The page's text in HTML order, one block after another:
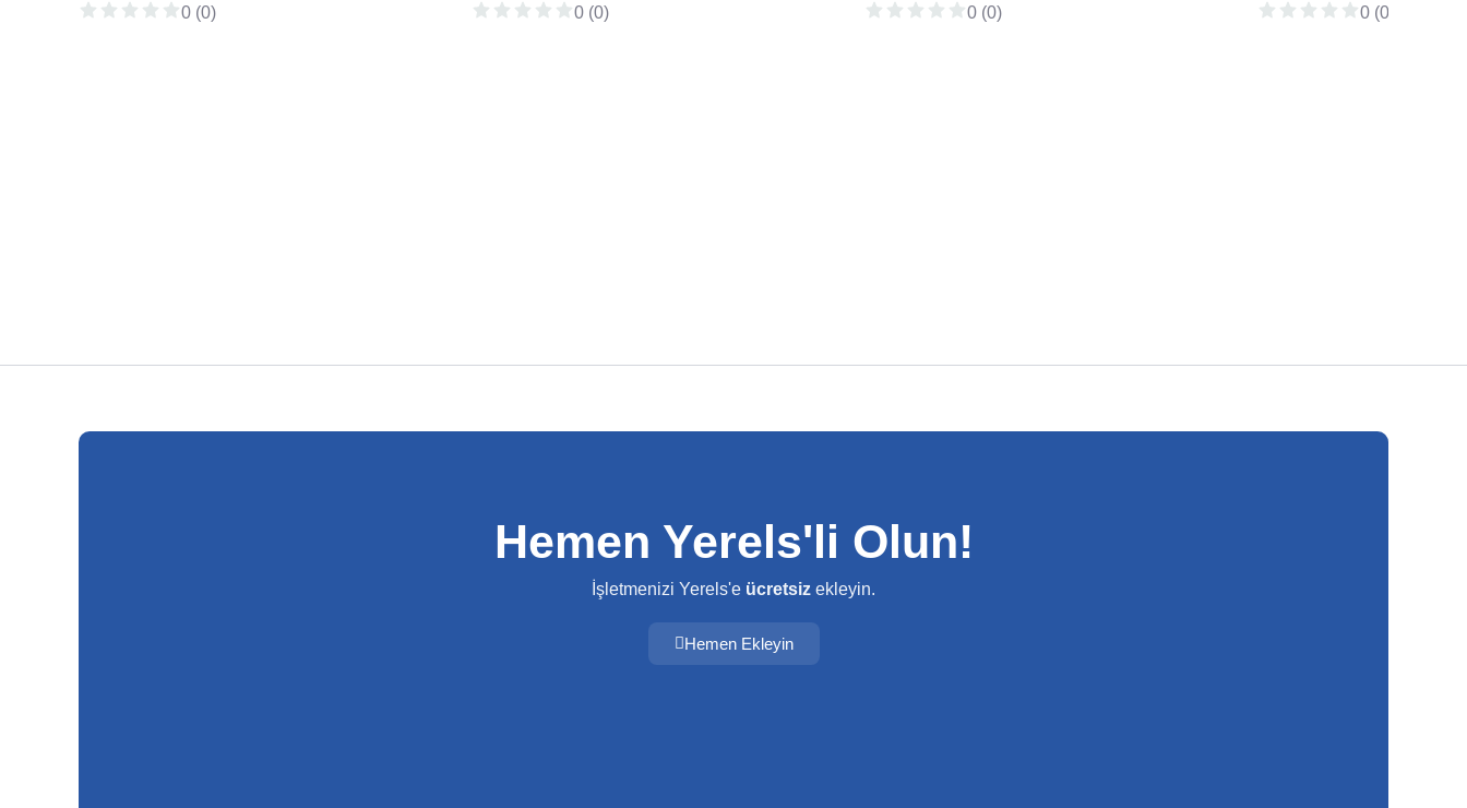
0 (0) 0 (0) 0 (0) 0 (0)
Hemen Yerels'li Olun!
İşletmenizi Yerels'e ücretsiz ekleyin.
Hemen Ekleyin